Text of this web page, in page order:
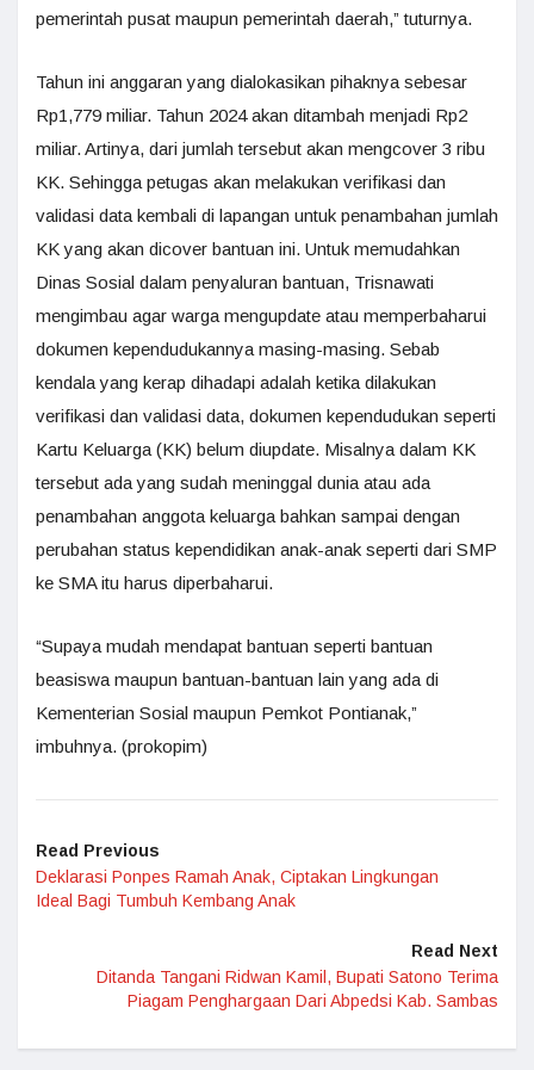
pemerintah pusat maupun pemerintah daerah,” tuturnya.
Tahun ini anggaran yang dialokasikan pihaknya sebesar
Rp1,779 miliar. Tahun 2024 akan ditambah menjadi Rp2
miliar. Artinya, dari jumlah tersebut akan mengcover 3 ribu
KK. Sehingga petugas akan melakukan verifikasi dan
validasi data kembali di lapangan untuk penambahan jumlah
KK yang akan dicover bantuan ini. Untuk memudahkan
Dinas Sosial dalam penyaluran bantuan, Trisnawati
mengimbau agar warga mengupdate atau memperbaharui
dokumen kependudukannya masing-masing. Sebab
kendala yang kerap dihadapi adalah ketika dilakukan
verifikasi dan validasi data, dokumen kependudukan seperti
Kartu Keluarga (KK) belum diupdate. Misalnya dalam KK
tersebut ada yang sudah meninggal dunia atau ada
penambahan anggota keluarga bahkan sampai dengan
perubahan status kependidikan anak-anak seperti dari SMP
ke SMA itu harus diperbaharui.
“Supaya mudah mendapat bantuan seperti bantuan
beasiswa maupun bantuan-bantuan lain yang ada di
Kementerian Sosial maupun Pemkot Pontianak,”
imbuhnya. (prokopim)
Read Previous
Deklarasi Ponpes Ramah Anak, Ciptakan Lingkungan
Ideal Bagi Tumbuh Kembang Anak
Read Next
Ditanda Tangani Ridwan Kamil, Bupati Satono Terima
Piagam Penghargaan Dari Abpedsi Kab. Sambas